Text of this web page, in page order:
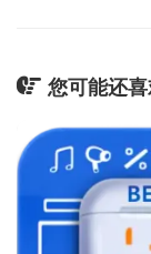
您可能还